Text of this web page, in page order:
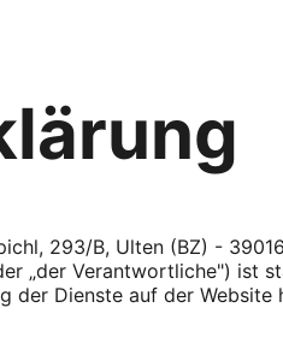
293/B, Ulten (BZ) -
„der Verantwortliche") ist
der Dienste auf der